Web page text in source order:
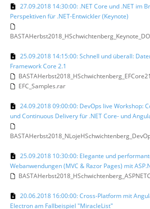
27.09.2018 14:30:00: .NET Core und .NET im
Perspektiven für .NET-Entwickler (Keynote)
25.09.2018 14:15:00: Schnell und überall:
Framework Core 2.1
EFC_Samples.rar
24.09.2018 09:00:00: DevOps live Workshop:
und Continuous Delivery für .NET Core- und
25.09.2018 10:30:00: Elegante und
Webanwendungen (MVC & Razor Pages) mit
20.06.2018 16:00:00: Cross-Platform mit
Electron am Fallbeispiel "MiracleList"